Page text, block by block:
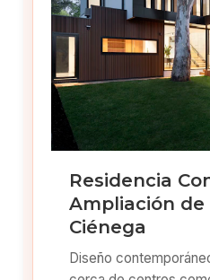
Residencia
Ampliación de
Ciénega
Diseño